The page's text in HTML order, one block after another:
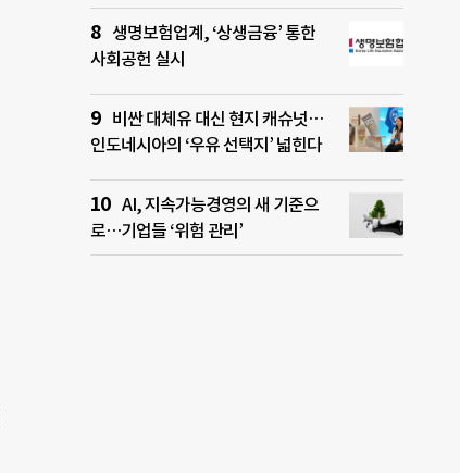
생명보험업계, ‘상생금융’ 통한
사회공헌 실시
비싼 대체유 대신 현지 캐슈넛…
인도네시아의 ‘우유 선택지’ 넓힌다
AI, 지속가능경영의 새 기준으
로…기업들 ‘위험 관리’